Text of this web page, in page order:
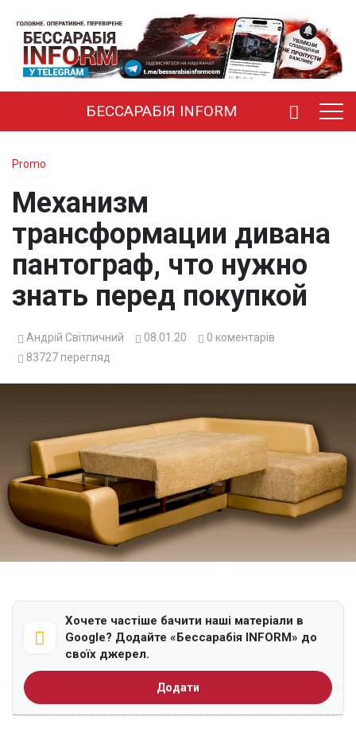
БЕССАРАБІЯ INFORM
Promo
Механизм
трансформации дивана
пантограф, что нужно
знать перед покупкой
Андрій Світличний 08.01.20 0 коментарів
83727 перегляд
Хочете частіше бачити наші матеріали в
Google? Додайте «Бессарабія INFORM» до
своїх джерел.
Додати